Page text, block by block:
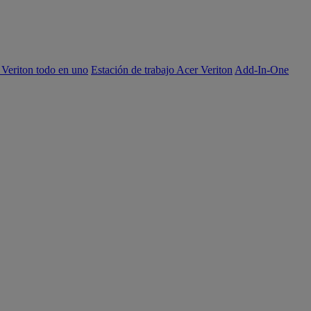
todo en uno Estación de trabajo Acer Veriton Add-In-One